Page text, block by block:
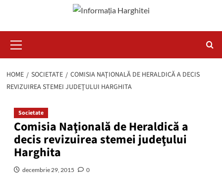
Menu
HOME SOCIETATE
COMISIA NAŢIONALĂ DE HERALDICĂ A DECIS
REVIZUIREA STEMEI JUDEŢULUI HARGHITA
Societate
Comisia Naţională de Heraldică a
decis revizuirea stemei judeţului
Harghita
decembrie 29, 2015 0